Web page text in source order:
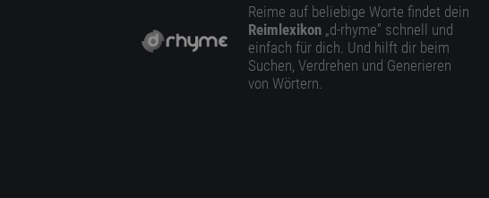
Reime auf beliebige Worte findet dein
Reimlexikon „d-rhyme” schnell und
einfach für dich. Und hilft dir beim
Suchen, Verdrehen und Generieren
von Wörtern.